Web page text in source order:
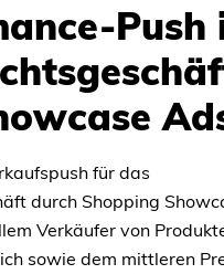
Push
für das
durch Shopping
Verkäufer von
sowie dem mittleren